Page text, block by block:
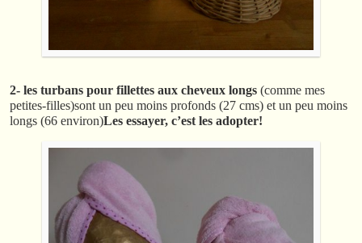
2- les turbans pour fillettes aux cheveux longs (comme mes
petites-filles)sont un peu moins profonds (27 cms) et un peu moins
longs (66 environ)Les essayer, c’est les adopter!